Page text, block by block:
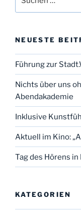
nach:
NEUESTE
Führung zur
Nichts über uns
Abendakademie
Inklusive
Aktuell im Kino:
Tag des Hörens
KATEGORIEN